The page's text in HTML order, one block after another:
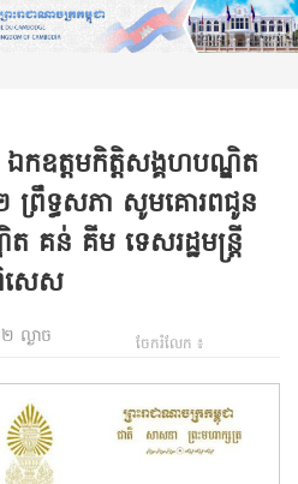
ឧត្តមកិត្តិសង្គហបណ្ឌិត
ព្រឹទ្ធសភា សូមគោរពជូន
គន់ គីម ទេសរដ្ឋមន្ត្រី
សេស
ល្ងាច ចែករំលែក ៖